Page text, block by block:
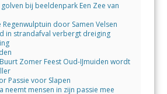
bij beeldenpark Een Zee van
Regenwulptuin door Samen Velsen
in strandafval verbergt dreiging
Zomer Feest Oud-IJmuiden wordt
Passie voor Slapen
neemt mensen in zijn passie mee